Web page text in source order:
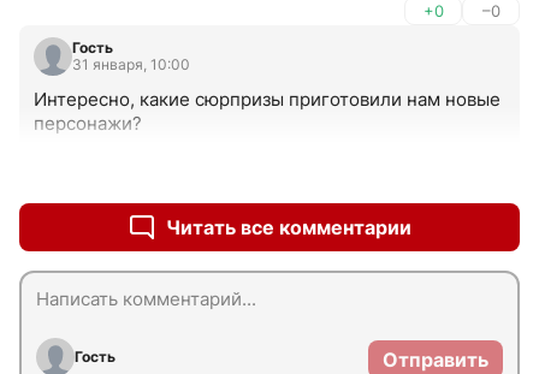
+0 –0
Гость
31 января, 10:00
Интересно, какие сюрпризы приготовили нам новые
персонажи?
Читать все комментарии
Гость Отправить